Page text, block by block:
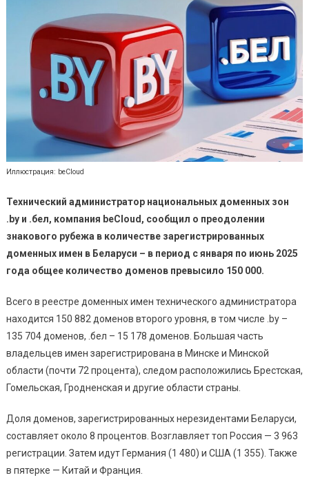
Иллюстрация: beCloud
Технический администратор национальных доменных зон
.by и .бел, компания beCloud, сообщил о преодолении
знакового рубежа в количестве зарегистрированных
доменных имен в Беларуси – в период с января по июнь 2025
года общее количество доменов превысило 150 000.
Всего в реестре доменных имен технического администратора
находится 150 882 доменов второго уровня, в том числе .by –
135 704 доменов, .бел – 15 178 доменов. Большая часть
владельцев имен зарегистрирована в Минске и Минской
области (почти 72 процента), следом расположились Брестская,
Гомельская, Гродненская и другие области страны.
Доля доменов, зарегистрированных нерезидентами Беларуси,
составляет около 8 процентов. Возглавляет топ Россия — 3 963
регистрации. Затем идут Германия (1 480) и США (1 355). Также
в пятерке — Китай и Франция.